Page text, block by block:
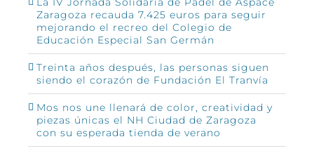
Zaragoza recauda 7.425 euros para seguir
mejorando el recreo del Colegio de
Educación Especial San Germán
Treinta años después, las personas siguen
siendo el corazón de Fundación El Tranvía
Mos nos une llenará de color, creatividad y
piezas únicas el NH Ciudad de Zaragoza
con su esperada tienda de verano